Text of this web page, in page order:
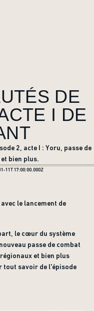
DE
I DE
2, acte I : Yoru, passe de
bien plus.
11T17:00:00.000Z
le lancement de
le cœur du système
passe de combat
et bien plus
tout savoir de l'épisode